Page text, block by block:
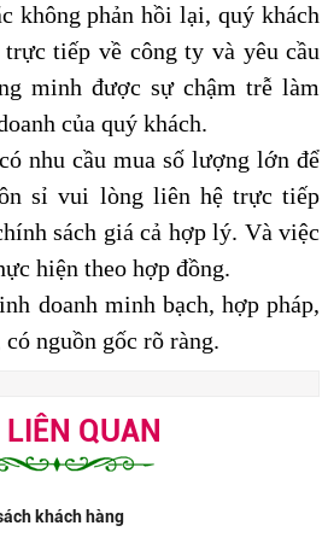
không phản hồi lại, quý khách
tiếp về công ty và yêu cầu
minh được sự chậm trễ làm
của quý khách.
nhu cầu mua số lượng lớn để
sỉ vui lòng liên hệ trực tiếp
sách giá cả hợp lý. Và việc
hiện theo hợp đồng.
doanh minh bạch, hợp pháp,
nguồn gốc rõ ràng.
QUAN
khách hàng